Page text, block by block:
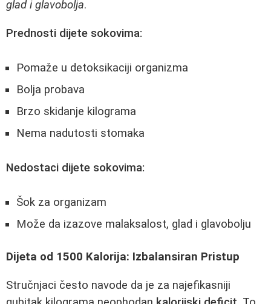
glad i glavobolja.
Prednosti dijete sokovima:
Pomaže u detoksikaciji organizma
Bolja probava
Brzo skidanje kilograma
Nema nadutosti stomaka
Nedostaci dijete sokovima:
Šok za organizam
Može da izazove malaksalost, glad i glavobolju
Dijeta od 1500 Kalorija: Izbalansiran Pristup
Stručnjaci često navode da je za najefikasniji